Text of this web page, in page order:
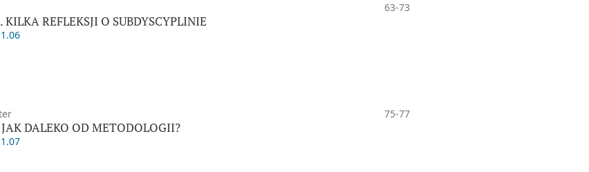
63-73
REFLEKSJI O SUBDYSCYPLINIE
75-77
DALEKO OD METODOLOGII?